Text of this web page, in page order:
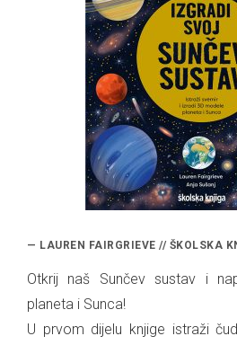
— LAUREN FAIRGRIEVE // ŠKOLSKA
Otkrij naš Sunčev sustav i
planeta i Sunca!
U prvom dijelu knjige istraži